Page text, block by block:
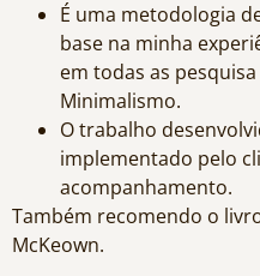
É uma metodologia
base na minha
em todas as
Minimalismo.
O trabalho
implementado pelo
acompanhamento.
Também recomendo o
McKeown.